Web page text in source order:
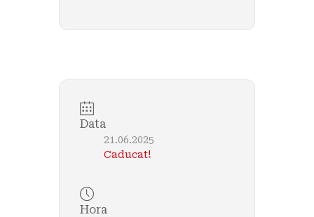
Data
21.06.2025
Caducat!
Hora